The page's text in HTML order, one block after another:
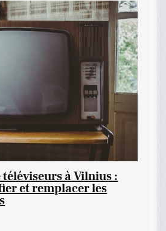
à Vilnius :
et remplacer les